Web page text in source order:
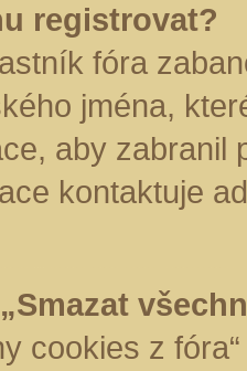
registrovat?
fóra
jména,
aby zabranil
kontaktuje
cookies z